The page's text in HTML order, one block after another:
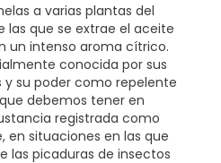
a varias plantas del
las que se extrae el aceite
un intenso aroma cítrico.
conocida por sus
su poder como repelente
debemos tener en
registrada como
en situaciones en las que
las picaduras de insectos